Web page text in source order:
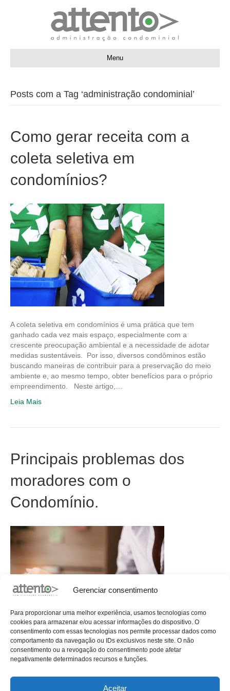
Gerenciar consentimento
Para proporcionar uma melhor experiência, usamos tecnologias como
cookies para armazenar e/ou acessar informações do dispositivo. O
consentimento com essas tecnologias nos permite processar dados como
comportamento da navegação ou IDs exclusivos neste site. O não
consentimento ou a revogação do consentimento pode afetar
negativamente determinados recursos e funções.
Aceitar
Menu
Posts com a Tag ‘administração condominial’
Como gerar receita com a
coleta seletiva em
condomínios?
A coleta seletiva em condomínios é uma prática que tem
ganhado cada vez mais espaço, especialmente com a
crescente preocupação ambiental e a necessidade de adotar
medidas sustentáveis. Por isso, diversos condôminos estão
buscando maneiras de contribuir para a preservação do meio
ambiente e, ao mesmo tempo, obter benefícios para o próprio
empreendimento. Neste artigo,…
Leia Mais
Principais problemas dos
moradores com o
Condomínio.
Identifique os principais problemas dos moradores com o
condomínio causados por uma má gestão. Desde um pequeno
comuns, há diversos cenários que podem propiciar o início de
um relacionamento conturbado com a gestão do seu